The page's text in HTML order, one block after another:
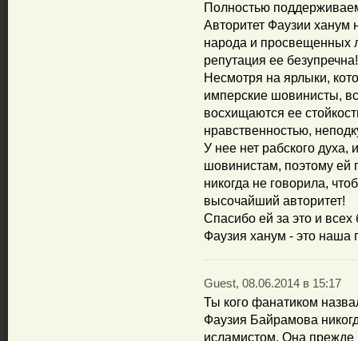
Полностью
Авторитет Фаузии ханум
народа и просвещенных
репутация ее безупречна!
Несмотря на ярлыки,
имперские шовинисты,
восхищаются ее
нравственностью,
У нее нет рабского духа,
шовинистам, поэтому ей
никогда не говорила,
высочайший авторитет!
Спасибо ей за это и всех
Фаузия ханум - это наша
Guest, 08.06.2014 в 15:17
Ты кого фанатиком
Фаузия Байрамова
исламистом. Она прежде